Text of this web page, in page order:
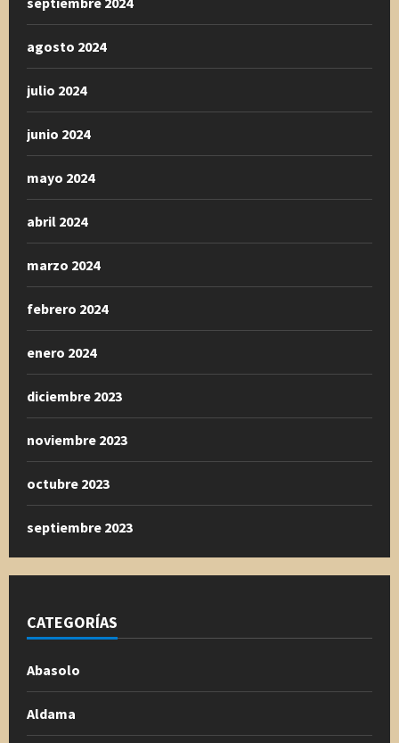
agosto 2024
julio 2024
junio 2024
mayo 2024
abril 2024
marzo 2024
febrero 2024
enero 2024
diciembre 2023
noviembre 2023
octubre 2023
septiembre 2023
CATEGORÍAS
Abasolo
Aldama